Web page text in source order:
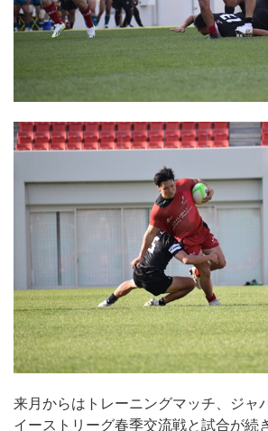
来月からはトレーニングマッチ、ジャ
イーストリーグ春季交流戦と試合が続